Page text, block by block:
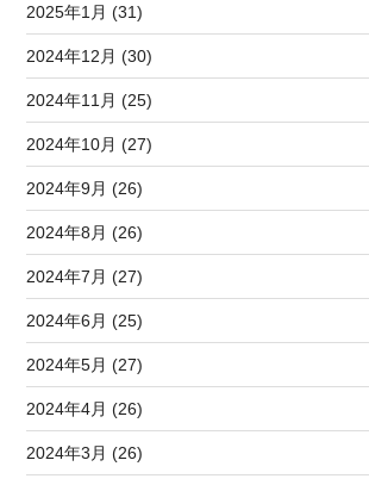
2025年1月 (31)
2024年12月 (30)
2024年11月 (25)
2024年10月 (27)
2024年9月 (26)
2024年8月 (26)
2024年7月 (27)
2024年6月 (25)
2024年5月 (27)
2024年4月 (26)
2024年3月 (26)